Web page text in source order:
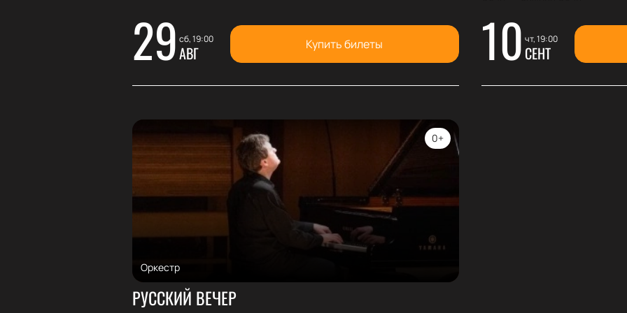
29 сб, 19:00
АВГ Купить билеты 10 чт, 19:00
СЕНТ
Оркестр
0+
РУССКИЙ ВЕЧЕР